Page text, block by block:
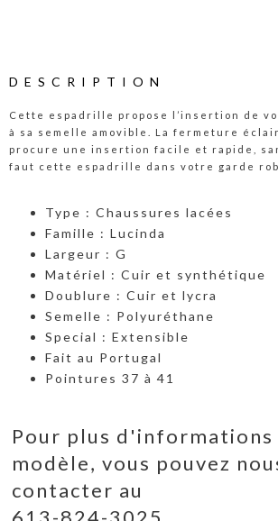
DESCRIPTION
Cette espadrille propose l’insertion de
à sa semelle amovible. La fermeture
procure une insertion facile et rapide,
faut cette espadrille dans votre garde
Type : Chaussures lacées
Famille : Lucinda
Largeur : G
Matériel : Cuir et synthétique
Doublure : Cuir et lycra
Semelle : Polyuréthane
Special : Extensible
Fait au Portugal
Pointures 37 à 41
Pour plus d'informations
modèle, vous pouvez
contacter au